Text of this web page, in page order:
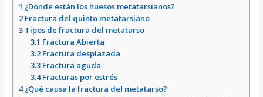
1 ¿Dónde están los huesos metatarsianos?
2 Fractura del quinto metatarsiano
3 Tipos de fractura del metatarso
3.1 Fractura Abierta
3.2Fractura desplazada
3.3Fractura aguda
3.4Fracturas por estrés
4¿Qué causa la fractura del metatarso?